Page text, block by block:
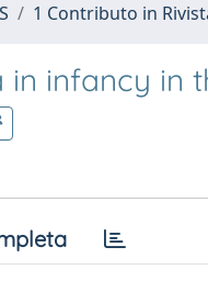
1 Contributo in
infancy in